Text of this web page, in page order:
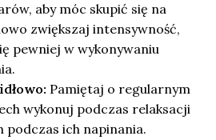
aby móc skupić się na
zwiększaj intensywność,
pewniej w wykonywaniu
Pamiętaj o regularnym
wykonuj podczas relaksacji
podczas ich napinania.